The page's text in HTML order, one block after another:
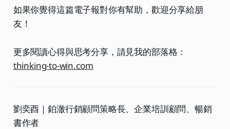
如果你覺得這篇電子報對你有幫助，歡迎分享給朋
友！
更多閱讀心得與思考分享，請見我的部落格：
thinking-to-win.com
劉奕酉｜鉑澈行銷顧問策略長、企業培訓顧問、暢銷
書作者